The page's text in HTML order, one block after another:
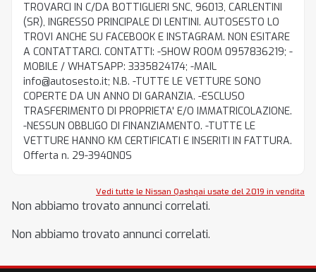
TROVARCI IN C/DA BOTTIGLIERI SNC, 96013, CARLENTINI
(SR), INGRESSO PRINCIPALE DI LENTINI. AUTOSESTO LO
TROVI ANCHE SU FACEBOOK E INSTAGRAM. NON ESITARE
A CONTATTARCI. CONTATTI: -SHOW ROOM 0957836219; -
MOBILE / WHATSAPP: 3335824174; -MAIL
info@autosesto.it; N.B. -TUTTE LE VETTURE SONO
COPERTE DA UN ANNO DI GARANZIA. -ESCLUSO
TRASFERIMENTO DI PROPRIETA' E/O IMMATRICOLAZIONE.
-NESSUN OBBLIGO DI FINANZIAMENTO. -TUTTE LE
VETTURE HANNO KM CERTIFICATI E INSERITI IN FATTURA.
Offerta n. 29-3940N0S
Vedi tutte le Nissan Qashqai usate del 2019 in vendita
Non abbiamo trovato annunci correlati.
Non abbiamo trovato annunci correlati.